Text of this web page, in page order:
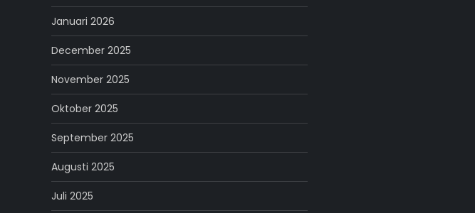
Januari 2026
December 2025
November 2025
Oktober 2025
September 2025
Augusti 2025
Juli 2025